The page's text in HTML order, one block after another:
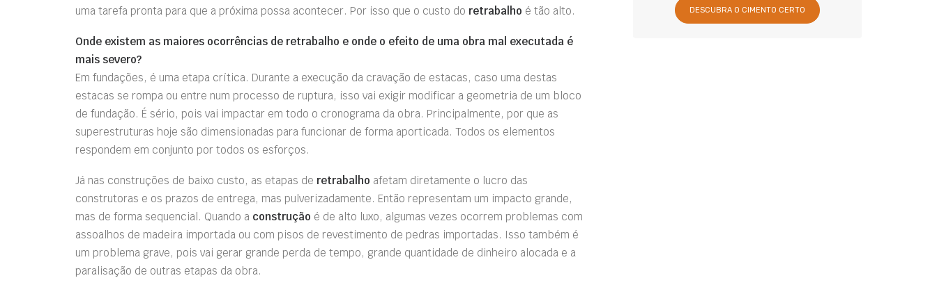
uma tarefa pronta para que a próxima possa acontecer. Por isso que o custo do retrabalho é tão alto.
Onde existem as maiores ocorrências de retrabalho e onde o efeito de uma obra mal executada é
mais severo?
Em fundações, é uma etapa crítica. Durante a execução da cravação de estacas, caso uma destas
estacas se rompa ou entre num processo de ruptura, isso vai exigir modificar a geometria de um bloco
de fundação. É sério, pois vai impactar em todo o cronograma da obra. Principalmente, por que as
superestruturas hoje são dimensionadas para funcionar de forma aporticada. Todos os elementos
respondem em conjunto por todos os esforços.
Já nas construções de baixo custo, as etapas de retrabalho afetam diretamente o lucro das
construtoras e os prazos de entrega, mas pulverizadamente. Então representam um impacto grande,
mas de forma sequencial. Quando a construção é de alto luxo, algumas vezes ocorrem problemas com
assoalhos de madeira importada ou com pisos de revestimento de pedras importadas. Isso também é
um problema grave, pois vai gerar grande perda de tempo, grande quantidade de dinheiro alocada e a
paralisação de outras etapas da obra.
DESCUBRA O CIMENTO CERTO